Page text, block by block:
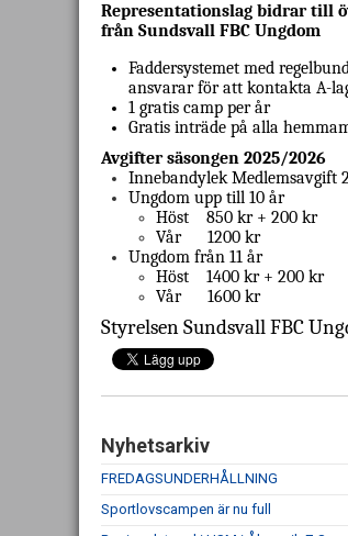
Representationslag bidrar till
från Sundsvall FBC Ungdom
Faddersystemet med
ansvarar för att kontakta A-
1 gratis camp per år
Gratis inträde på alla
Avgifter säsongen 2025/2026
Innebandylek Medlemsavgift
Ungdom upp till 10 år
Höst
850 kr + 200 kr
Vår
1200 kr
Ungdom från 11 år
Höst
1400 kr + 200 kr
Vår
1600 kr
Styrelsen Sundsvall FBC
Nyhetsarkiv
FREDAGSUNDERHÅLLNING
Sportlovscampen är nu full